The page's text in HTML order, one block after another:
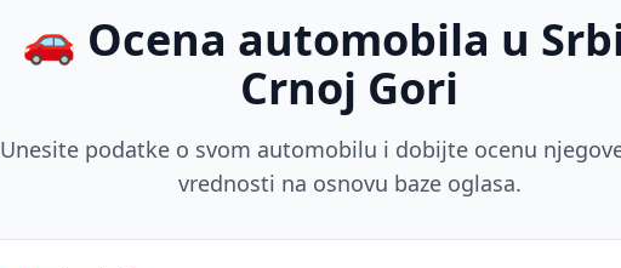
🚗 Ocena automobila u
Crnoj Gori
Unesite podatke o svom automobilu i dobijte ocenu
vrednosti na osnovu baze oglasa.